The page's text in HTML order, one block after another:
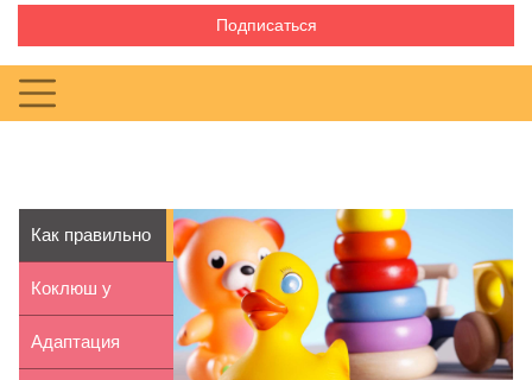
Подписаться
Как правильно
ухаживать за
детс...
Коклюш у
детей:
Адаптация